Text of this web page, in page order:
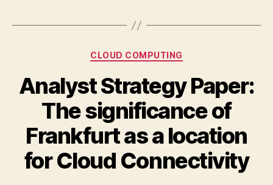
Categories
CLOUD COMPUTING
Analyst Strategy Paper:
The significance of
Frankfurt as a location
for Cloud Connectivity